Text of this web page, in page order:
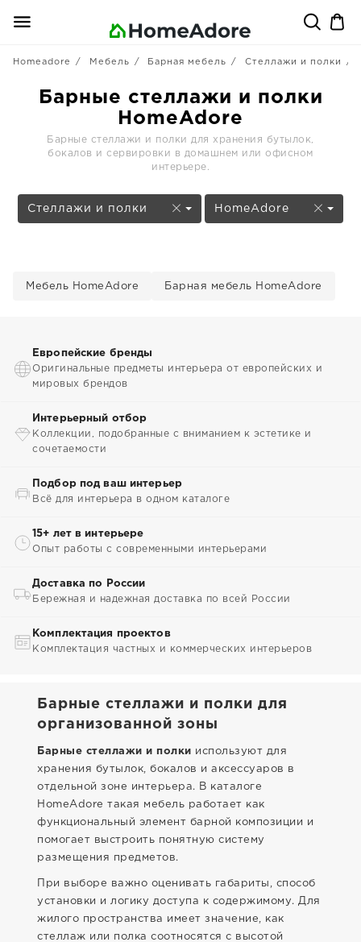
Homeadore Мебель Барная мебель Стеллажи и полки
Барные стеллажи и полки
HomeAdore
Барные стеллажи и полки для хранения бутылок,
бокалов и сервировки в домашнем или офисном
интерьере.
Стеллажи и полки HomeAdore
Мебель HomeAdore Барная мебель HomeAdore
Европейские бренды
Оригинальные предметы интерьера от европейских и
мировых брендов
Интерьерный отбор
Коллекции, подобранные с вниманием к эстетике и
сочетаемости
Подбор под ваш интерьер
Всё для интерьера в одном каталоге
15+ лет в интерьере
Опыт работы с современными интерьерами
Доставка по России
Бережная и надежная доставка по всей России
Комплектация проектов
Комплектация частных и коммерческих интерьеров
Барные стеллажи и полки для
организованной зоны
Барные стеллажи и полки используют для
хранения бутылок, бокалов и аксессуаров в
отдельной зоне интерьера. В каталоге
HomeAdore такая мебель работает как
функциональный элемент барной композиции и
помогает выстроить понятную систему
размещения предметов.
При выборе важно оценивать габариты, способ
установки и логику доступа к содержимому. Для
жилого пространства имеет значение, как
стеллаж или полка соотносятся с высотой